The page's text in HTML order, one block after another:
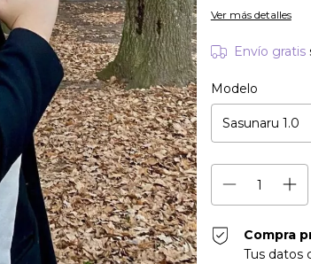
Ver más detalles
Envío gratis
Modelo
Compra
Tus datos